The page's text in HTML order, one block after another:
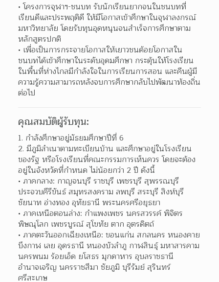
โครงการจุฬาฯ-ชนบท รับนักเรียนยากจนในชนบทที่
เรียนดีและประพฤติดี ให้มีโอกาสเข้าศึกษาในจุฬาลงกรณ์
มหาวิทยาลัย โดยรับทุนอุดหนุนจนสำเร็จการศึกษาตาม
หลักสูตรปกติ
เพื่อเป็นการกระจายโอกาสให้เยาวชนด้อยโอกาสใน
ชนบทได้เข้าศึกษาในระดับอุดมศึกษา กระตุ้นให้โรงเรียน
ในพื้นที่ห่างไกลมีกำลังใจในการเรียนการสอน และคืนผู้มี
ความรู้ความสามารถหลังจบการศึกษากลับไปพัฒนาท้องถิ่น
ต่อไป
คุณสมบัติผู้รับทุน:
1. กำลังศึกษาอยู่มัธยมศึกษาปีที่ 6
2. มีภูมิลำเนาตามทะเบียนบ้าน และศึกษาอยู่ในโรงเรียน
ของรัฐ หรือโรงเรียนที่คณะกรรมการเห็นควร โดยจะต้อง
อยู่ในจังหวัดที่กำหนด ไม่น้อยกว่า 2 ปี ดังนี้
ภาคกลาง: กาญจนบุรี ราชบุรี เพชรบุรี สุพรรณบุรี
ประจวบคีรีขันธ์ สมุทรสงคราม ลพบุรี สระบุรี สิงห์บุรี
ชัยนาท อ่างทอง อุทัยธานี พระนครศรีอยุธยา
ภาคเหนือตอนล่าง: กำแพงเพชร นครสวรรค์ พิจิตร
พิษณุโลก เพชรบูรณ์ สุโขทัย ตาก อุตรดิตถ์
ภาคตะวันออกเฉียงเหนือ: ขอนแก่น สกลนคร หนองคาย
บึงกาฬ เลย อุดรธานี หนองบัวลำภู กาฬสินธุ์ มหาสารคาม
นครพนม ร้อยเอ็ด ยโสธร มุกดาหาร อุบลราชธานี
อำนาจเจริญ นครราชสีมา ชัยภูมิ บุรีรัมย์ สุรินทร์
ศรีสะเกษ